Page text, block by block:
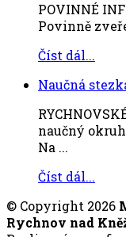
POVINNÉ
Povinně
Číst dál...
Naučná
naučný
Na ...
Číst dál...
© Copyright 2026
Rychnov nad